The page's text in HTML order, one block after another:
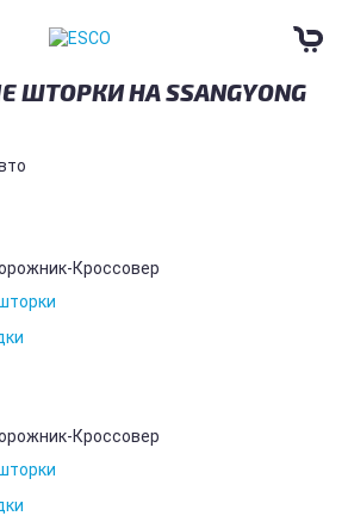
ШТОРКИ НА SSANGYONG
Кроссовер
Кроссовер